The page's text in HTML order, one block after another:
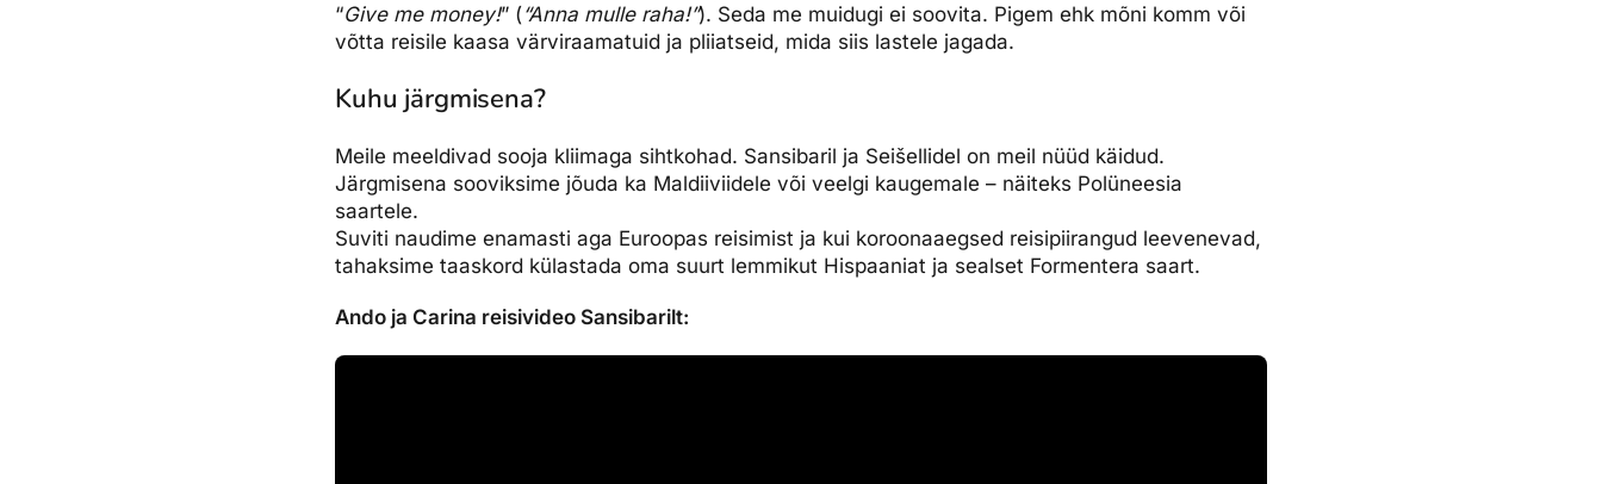
“Give me money!” (“Anna mulle raha!”). Seda me muidugi ei soovita. Pigem ehk mõni komm või
võtta reisile kaasa värviraamatuid ja pliiatseid, mida siis lastele jagada.
Kuhu järgmisena?
Meile meeldivad sooja kliimaga sihtkohad. Sansibaril ja Seišellidel on meil nüüd käidud.
Järgmisena sooviksime jõuda ka Maldiiviidele või veelgi kaugemale – näiteks Polüneesia
saartele.
Suviti naudime enamasti aga Euroopas reisimist ja kui koroonaaegsed reisipiirangud leevenevad,
tahaksime taaskord külastada oma suurt lemmikut Hispaaniat ja sealset Formentera saart.
Ando ja Carina reisivideo Sansibarilt: